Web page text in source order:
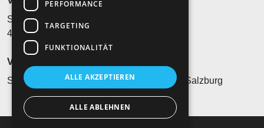
Schiffsanlegeplatz Landungsplatz
4830 AT-Hallstatt
Veranstalter*in
Synthakus Musikproduktions GmbH, 5020 Salzburg
PERFORMANCE
TARGETING
FUNKTIONALITÄT
ALLE AKZEPTIEREN
ALLE ABLEHNEN